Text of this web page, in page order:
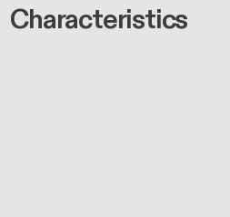
Characteristics